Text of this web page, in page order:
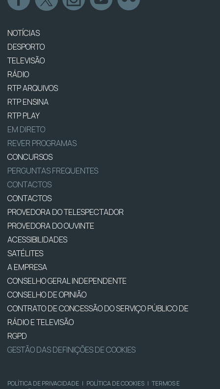
NOTÍCIAS
DESPORTO
TELEVISÃO
RÁDIO
RTP ARQUIVOS
RTP ENSINA
RTP PLAY
EM DIRETO
REVER PROGRAMAS
CONCURSOS
PERGUNTAS FREQUENTES
CONTACTOS
CONTACTOS
PROVEDORA DO TELESPECTADOR
PROVEDORA DO OUVINTE
ACESSIBILIDADES
SATÉLITES
A EMPRESA
CONSELHO GERAL INDEPENDENTE
CONSELHO DE OPINIÃO
CONTRATO DE CONCESSÃO DO SERVIÇO PÚBLICO DE
RÁDIO E TELEVISÃO
RGPD
GESTÃO DAS DEFINIÇÕES DE COOKIES
POLÍTICA DE PRIVACIDADE | POLÍTICA DE COOKIES | TERMOS E